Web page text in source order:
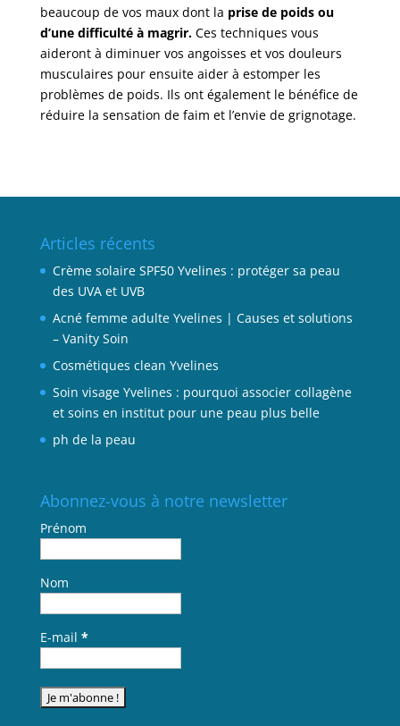
beaucoup de vos maux dont la prise de poids ou
d’une difficulté à magrir. Ces techniques vous
aideront à diminuer vos angoisses et vos douleurs
musculaires pour ensuite aider à estomper les
problèmes de poids. Ils ont également le bénéfice de
réduire la sensation de faim et l’envie de grignotage.
Articles récents
Crème solaire SPF50 Yvelines : protéger sa peau
des UVA et UVB
Acné femme adulte Yvelines | Causes et solutions
– Vanity Soin
Cosmétiques clean Yvelines
Soin visage Yvelines : pourquoi associer collagène
et soins en institut pour une peau plus belle
ph de la peau
Abonnez-vous à notre newsletter
Prénom
Nom
E-mail *